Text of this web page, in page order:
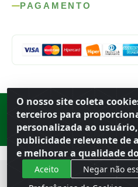
O nosso site coleta
terceiros para
personalizada ao
publicidade relevante de
e melhorar a qualidade
Aceito
Negar não
PAGAMENTO
Rod. SP-215, s/n, km 98 — Área Rural
· CNPJ 56.679.863/0001-91
© 2026 Atacado Ideal